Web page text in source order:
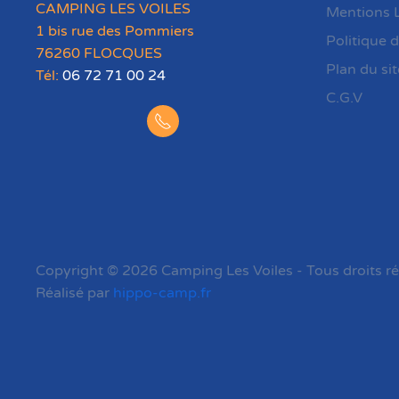
CAMPING LES VOILES
1 bis rue des Pommiers
76260 FLOCQUES
Tél: 06 72 71 00 24
Mentions
Politique
Plan du
C.G.V
Copyright © 2026 Camping Les Voiles - Tous droits
Réalisé par hippo-camp.fr